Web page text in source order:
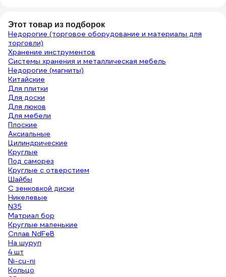
Этот товар из подборок
Недорогие (торговое оборудование и материалы для
торговли)
Хранение инструментов
Системы хранения и металлическая мебель
Недорогие (магниты)
Китайские
Для плитки
Для доски
Для люков
Для мебели
Плоские
Аксиальные
Цилиндрические
Круглые
Под саморез
Круглые с отверстием
Шайбы
С зенковкой диски
Никелевые
N35
Матриал бор
Круглые маленькие
Сплав NdFeB
На шуруп
4 шт
Ni-cu-ni
Кольцо